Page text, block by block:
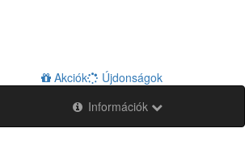
Újdonságok
Akciók
Információk